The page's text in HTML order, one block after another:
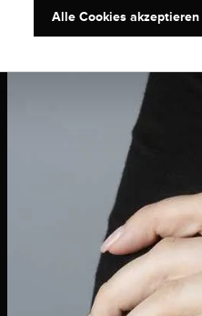
Alle Cookies akzeptieren